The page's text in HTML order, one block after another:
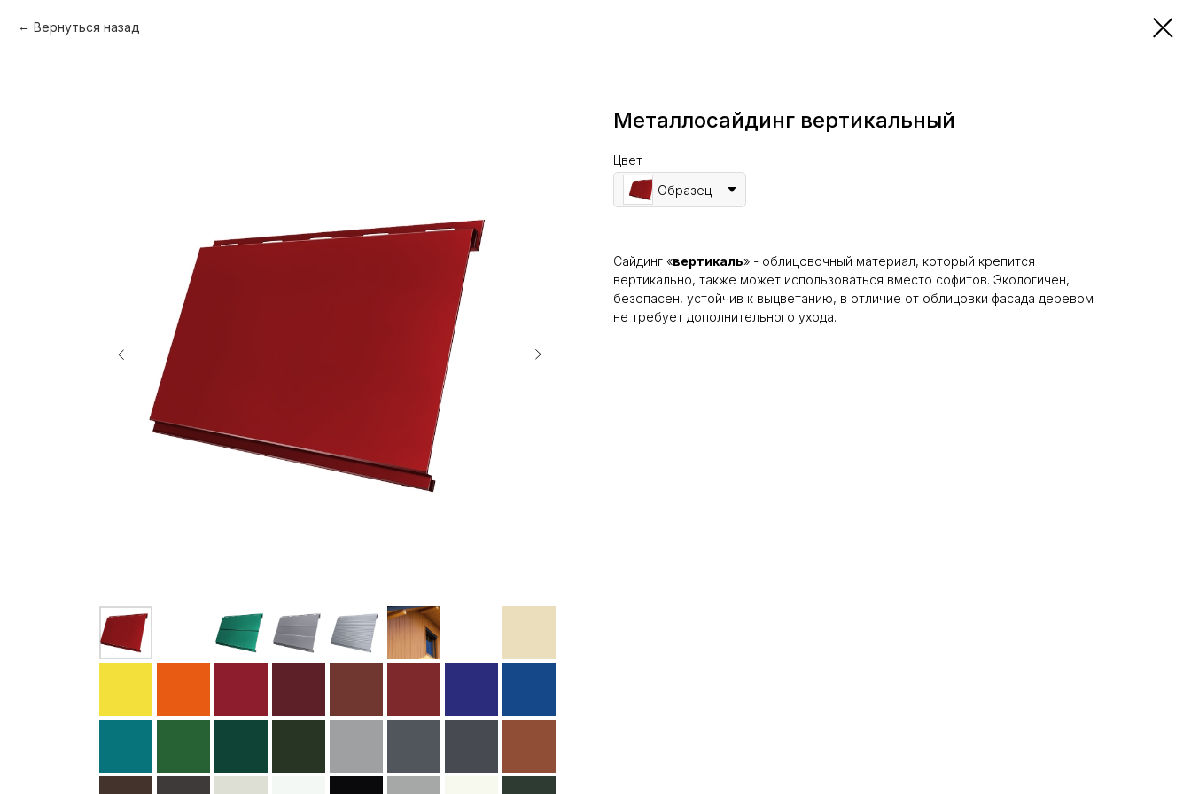
Вернуться назад
Металлосайдинг вертикальный
Цвет
Образец
Сайдинг «вертикаль» - облицовочный материал, который крепится
вертикально, также может использоваться вместо софитов. Экологичен,
безопасен, устойчив к выцветанию, в отличие от облицовки фасада деревом
не требует дополнительного ухода.